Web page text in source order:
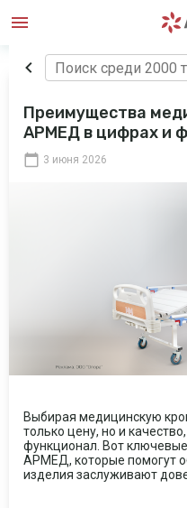
Преимущества
АРМЕД в цифрах и
3 июня 2026
Выбирая медицинскую
только цену, но и
функционал. Вот
АРМЕД, которые помогут
изделия заслуживают